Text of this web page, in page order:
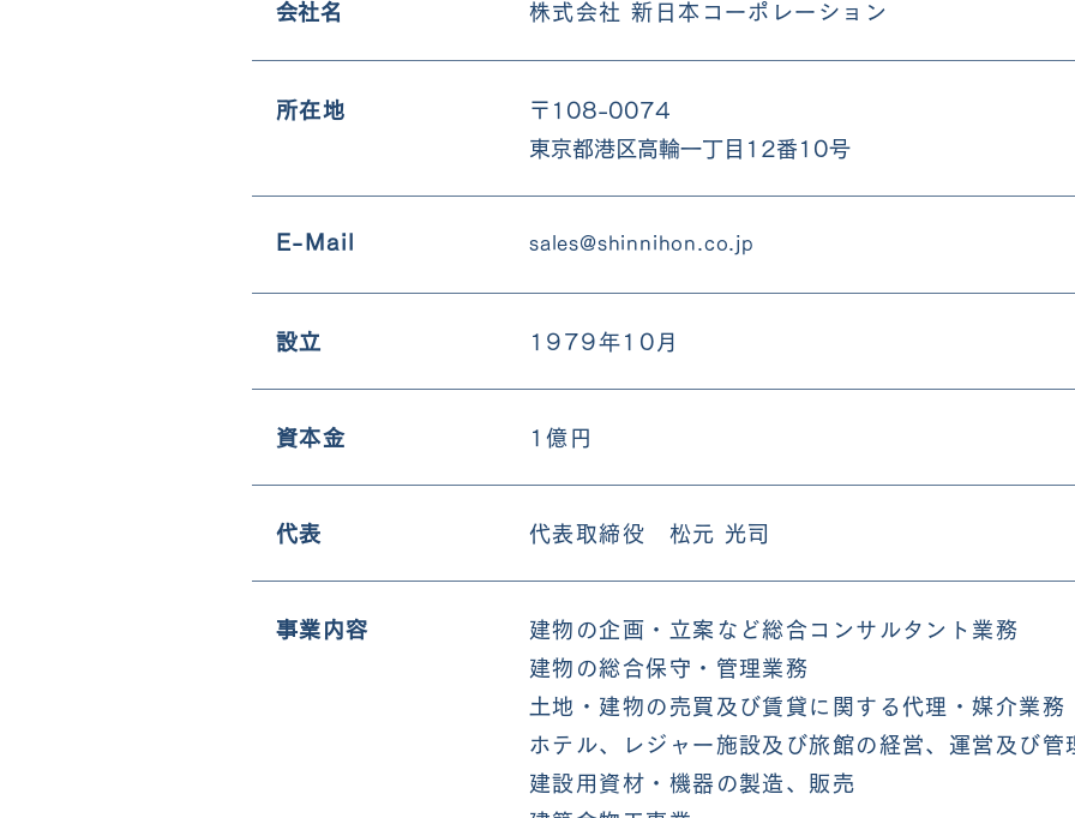
​会社名 株式会社 新日本コーポレーション
所在地
〒108-0074
​東京都港区高輪一丁目12番10号
E-Mail sales@shinnihon.co.jp
設立 1979年10月
資本金 1億円
代表 代表取締役 松元 光司
事業内容
建物の企画・立案など総合コンサルタント業務
建物の総合保守・管理業務
土地・建物の売買及び賃貸に関する代理・媒介業務
ホテル、レジャー施設及び旅館の経営、運営及び管
建設用資材・機器の製造、販売